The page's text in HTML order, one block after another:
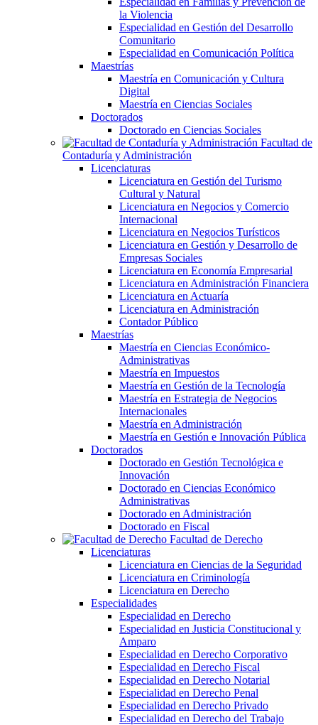
la Violencia
Especialidad en Gestión del Desarrollo
Comunitario
Especialidad en Comunicación Política
Maestrías
Maestría en Comunicación y Cultura
Digital
Maestría en Ciencias Sociales
Doctorados
Doctorado en Ciencias Sociales
Facultad de
Contaduría y Administración
Licenciaturas
Licenciatura en Gestión del Turismo
Cultural y Natural
Licenciatura en Negocios y Comercio
Internacional
Licenciatura en Negocios Turísticos
Licenciatura en Gestión y Desarrollo de
Empresas Sociales
Licenciatura en Economía Empresarial
Licenciatura en Administración Financiera
Licenciatura en Actuaría
Licenciatura en Administración
Contador Público
Maestrías
Maestría en Ciencias Económico-
Administrativas
Maestría en Impuestos
Maestría en Gestión de la Tecnología
Maestría en Estrategia de Negocios
Internacionales
Maestría en Administración
Maestría en Gestión e Innovación Pública
Doctorados
Doctorado en Gestión Tecnológica e
Innovación
Doctorado en Ciencias Económico
Administrativas
Doctorado en Administración
Doctorado en Fiscal
Facultad de Derecho
Licenciaturas
Licenciatura en Ciencias de la Seguridad
Licenciatura en Criminología
Licenciatura en Derecho
Especialidades
Especialidad en Derecho
Especialidad en Justicia Constitucional y
Amparo
Especialidad en Derecho Corporativo
Especialidad en Derecho Fiscal
Especialidad en Derecho Notarial
Especialidad en Derecho Penal
Especialidad en Derecho Privado
Especialidad en Derecho del Trabajo